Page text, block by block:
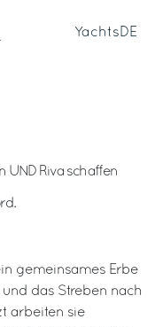
Yachts DE
UND Riva schaffen
gemeinsames Erbe
das Streben nach
arbeiten sie